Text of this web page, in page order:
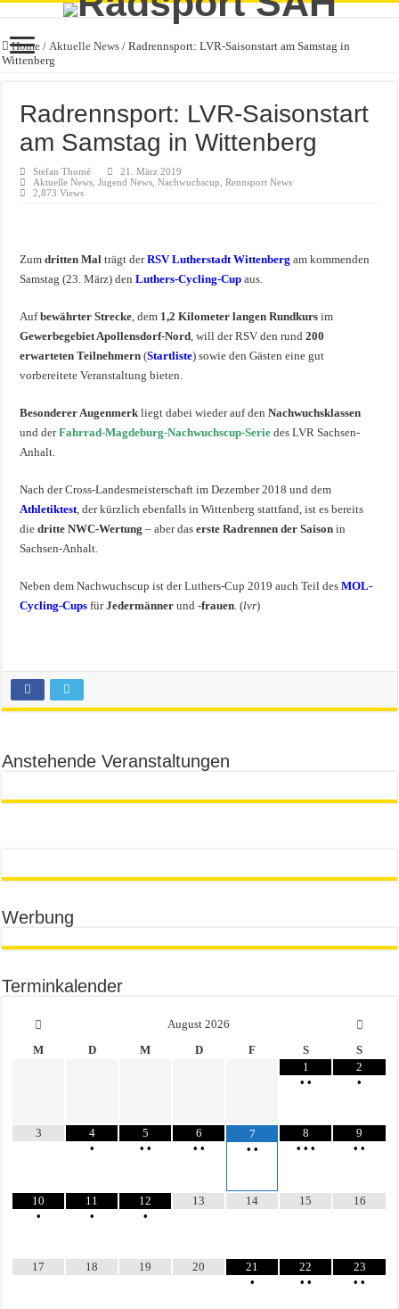
Home / Aktuelle News / Radrennsport: LVR-Saisonstart am Samstag in
Wittenberg
Radrennsport: LVR-Saisonstart
am Samstag in Wittenberg
Stefan Thomé
21. März 2019
Aktuelle News ,Jugend News ,Nachwuchscup ,Rennsport News
2,873 Views
Zumdritten Mal trägt derRSV Lutherstadt Wittenberg am kommenden
Samstag (23. März) denLuthers-Cycling-Cup aus.
Aufbewährter Strecke, dem 1,2 Kilometer langen Rundkurs im
Gewerbegebiet Apollensdorf-Nord, will der RSV den rund200
erwarteten Teilnehmern (Startliste) sowie den Gästen eine gut
vorbereitete Veranstaltung bieten.
Besonderer Augenmerk liegt dabei wieder auf denNachwuchsklassen
und derFahrrad-Magdeburg-Nachwuchscup-Serie des LVR Sachsen-
Anhalt.
Nach der Cross-Landesmeisterschaft im Dezember 2018 und dem
Athletiktest, der kürzlich ebenfalls in Wittenberg stattfand, ist es bereits
diedritte NWC-Wertung – aber daserste Radrennen der Saisonin
Sachsen-Anhalt.
Neben dem Nachwuchscup ist der Luthers-Cup 2019 auch Teil desMOL-
Cycling-Cups fürJedermännerund -frauen. (lvr)
Anstehende Veranstaltungen
Werbung
Terminkalender
August 2026
M
D M D F S
S
1
• •
2
•
3
4
•
5
• •
6
• •
7
• •
8
• • •
9
••
10
•
11
•
12
•
13 14 15 16
17 18 19 20
21
•
22
• •
23
••